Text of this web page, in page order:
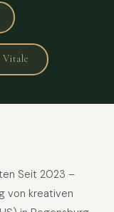
Vitale
Seit 2023 –
von kreativen